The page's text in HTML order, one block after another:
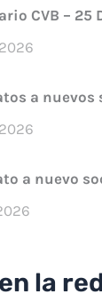
CVB – 25
a nuevos
a nuevo
la